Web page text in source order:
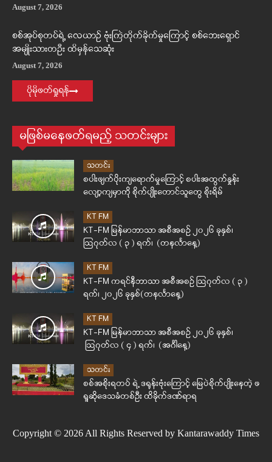
August 7, 2026
စစ်အုပ်စုတပ်ရဲ့ လေယာဉ် ဗုံးကြဲတိုက်ခိုက်မှုကြောင့် စစ်ဘေးရှောင်
အမျိုးသားတဦး ထိမှန်သေဆုံး
August 7, 2026
ပိုမိုဖတ်ရှုရန်
မဖြစ်မနေဖတ်ရမည့် သတင်းများ
သတင်း
စပါးဖျက်ပိုးကျရောက်မှုကြောင့် စပါးအထွက်နှုန်း
လျော့ကျမှာကို စိုက်ပျိုးတောင်သူတွေ စိုးရိမ်
KT FM
KT-FM မြန်မာဘာသာ အစီအစဉ် ၂၀၂၆ ခုနှစ်၊
ဩဂုတ်လ ( ၃ ) ရက်၊ (တနင်္လာနေ့)
KT FM
KT-FM ကရင်နီဘာသာ အစီအစဉ် ဩဂုတ်လ ( ၃ )
ရက်၊ ၂၀၂၆ ခုနှစ်(တနင်္လာနေ့)
KT FM
KT-FM မြန်မာဘာသာ အစီအစဉ် ၂၀၂၆ ခုနှစ်၊
ဩဂုတ်လ ( ၄ ) ရက်၊ (အင်္ဂါနေ့)
သတင်း
စစ်အစိုးရတပ် ရဲ့ ဒရုန်းဗုံးကြောင့် မြေပဲစိုက်ပျိုးနေတဲ့ ဖ
ရူဆိုဒေသခံတစ်ဦး ထိခိုက်ဒဏ်ရာရ
Copyright © 2026 All Rights Reserved by Kantarawaddy Times